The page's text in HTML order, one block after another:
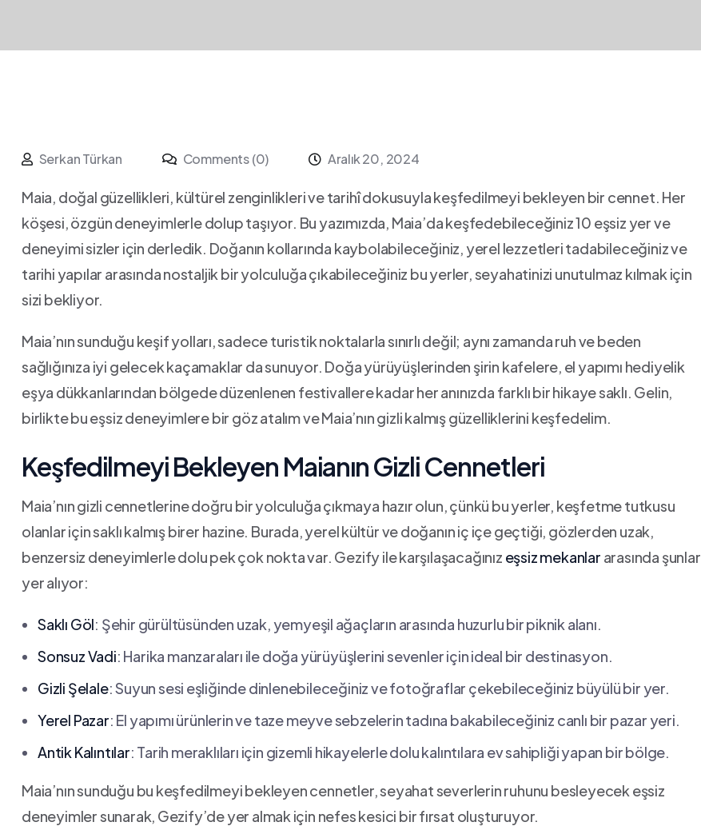
Serkan Türkan Comments (0) Aralık 20, 2024
Maia, doğal güzellikleri, kültürel zenginlikleri ve ​tarihî dokusuyla keşfedilmeyi bekleyen ⁢bir cennet. ‌Her
köşesi, özgün deneyimlerle dolup taşıyor. Bu yazımızda, Maia’da keşfedebileceğiniz 10 eşsiz yer ve⁤
deneyimi sizler için⁤ derledik. Doğanın kollarında kaybolabileceğiniz, yerel lezzetleri tadabileceğiniz ve
tarihi yapılar arasında ⁤nostaljik bir yolculuğa çıkabileceğiniz⁣ bu yerler, seyahatinizi unutulmaz kılmak‍ için
‍sizi bekliyor.
Maia’nın sunduğu keşif yolları,⁢ sadece turistik noktalarla sınırlı değil; ​aynı zamanda ruh ve ​beden⁢
sağlığınıza iyi gelecek kaçamaklar da⁢ sunuyor. ⁢Doğa yürüyüşlerinden şirin kafelere,⁣ el yapımı hediyelik
eşya dükkanlarından ⁤bölgede düzenlenen festivallere kadar her‍ anınızda farklı bir ‍hikaye ⁤saklı.‍ Gelin,
birlikte ⁣bu eşsiz deneyimlere bir göz atalım ve Maia’nın gizli kalmış güzelliklerini keşfedelim.
Keşfedilmeyi Bekleyen Maianın ⁣Gizli​ Cennetleri
Maia’nın⁣ gizli cennetlerine​ doğru bir yolculuğa çıkmaya hazır‍ olun, çünkü bu yerler, keşfetme tutkusu
olanlar için saklı kalmış birer hazine.​ Burada, yerel ⁣kültür ve ⁣doğanın iç içe geçtiği, gözlerden uzak,
benzersiz⁤ deneyimlerle​ dolu ‍pek ​çok nokta var. Gezify ile⁢ karşılaşacağınız eşsiz mekanlar arasında şunlar
yer alıyor:
Saklı Göl: Şehir gürültüsünden uzak, yemyeşil ⁣ağaçların arasında huzurlu⁤ bir piknik alanı.
Sonsuz ‌Vadi: Harika manzaraları ile doğa yürüyüşlerini sevenler için⁢ ideal⁢ bir destinasyon.
Gizli Şelale: Suyun sesi ⁤eşliğinde dinlenebileceğiniz ve fotoğraflar çekebileceğiniz büyülü bir yer.
Yerel Pazar: El yapımı ürünlerin ve taze meyve sebzelerin tadına bakabileceğiniz canlı bir pazar yeri.
Antik Kalıntılar: ⁤Tarih meraklıları için‍ gizemli⁢ hikayelerle dolu kalıntılara ev⁣ sahipliği ​yapan bir bölge.
Maia’nın sunduğu bu⁣ keşfedilmeyi bekleyen ‍cennetler,‌ seyahat severlerin ruhunu besleyecek eşsiz
deneyimler sunarak,⁣ Gezify’de yer ‍almak ⁤için ‍nefes ‍kesici bir⁤ fırsat oluşturuyor.